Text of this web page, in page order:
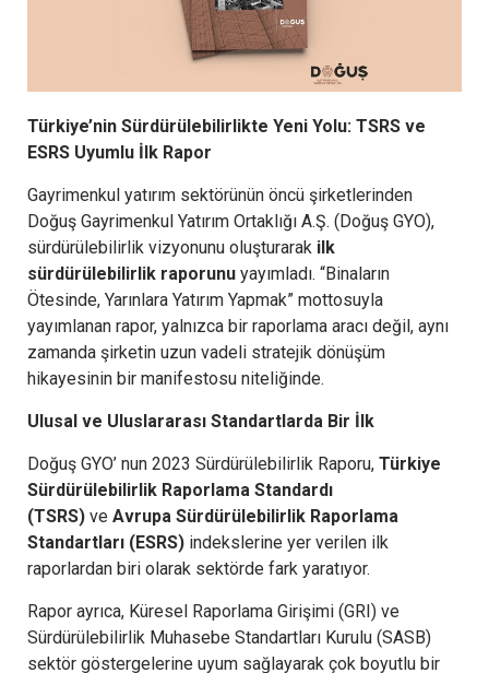
Türkiye’nin Sürdürülebilirlikte Yeni Yolu: TSRS ve
ESRS Uyumlu İlk Rapor
Gayrimenkul yatırım sektörünün öncü şirketlerinden
Doğuş Gayrimenkul Yatırım Ortaklığı A.Ş. (Doğuş GYO),
sürdürülebilirlik vizyonunu oluşturarak ilk
sürdürülebilirlik raporunu yayımladı. “Binaların
Ötesinde, Yarınlara Yatırım Yapmak” mottosuyla
yayımlanan rapor, yalnızca bir raporlama aracı değil, aynı
zamanda şirketin uzun vadeli stratejik dönüşüm
hikayesinin bir manifestosu niteliğinde.
Ulusal ve Uluslararası Standartlarda Bir İlk
Doğuş GYO’ nun 2023 Sürdürülebilirlik Raporu, Türkiye
Sürdürülebilirlik Raporlama Standardı
(TSRS) ve Avrupa Sürdürülebilirlik Raporlama
Standartları (ESRS) indekslerine yer verilen ilk
raporlardan biri olarak sektörde fark yaratıyor.
Rapor ayrıca, Küresel Raporlama Girişimi (GRI) ve
Sürdürülebilirlik Muhasebe Standartları Kurulu (SASB)
sektör göstergelerine uyum sağlayarak çok boyutlu bir